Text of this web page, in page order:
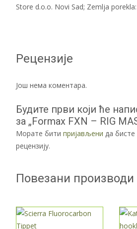
Store d.o.o. Novi Sad; Zemlja
Рецензије
Још нема коментара.
Будите први који ће
за „Formax FXN – RIG
Морате бити пријављени да
рецензију.
Повезани производи